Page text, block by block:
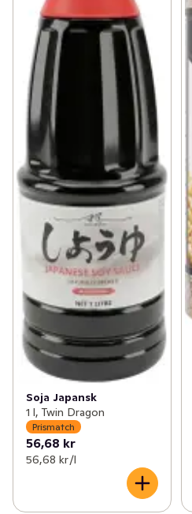
Soja Japansk
1 l, Twin Dragon
Prismatch
56,68 kr
56,68 kr /l